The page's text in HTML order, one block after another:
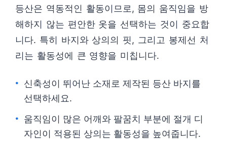
등산은 역동적인 활동이므로, 몸의 움직임을 방
해하지 않는 편안한 옷을 선택하는 것이 중요합
니다. 특히 바지와 상의의 핏, 그리고 봉제선 처
리는 활동성에 큰 영향을 미칩니다.
신축성이 뛰어난 소재로 제작된 등산 바지를
선택하세요.
움직임이 많은 어깨와 팔꿈치 부분에 절개 디
자인이 적용된 상의는 활동성을 높여줍니다.